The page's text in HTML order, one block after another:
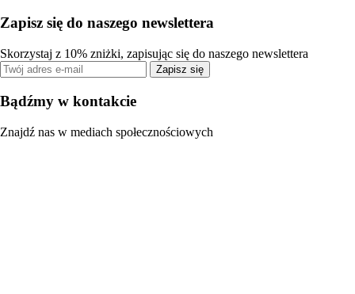
Zapisz się do naszego newslettera
Skorzystaj z 10% zniżki, zapisując się do naszego newslettera
Zapisz się
Bądźmy w kontakcie
Znajdź nas w mediach społecznościowych